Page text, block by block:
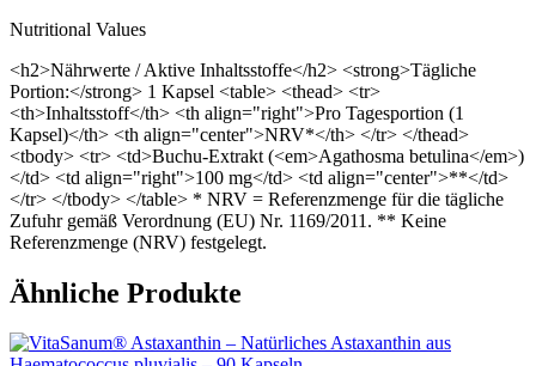
Nutritional Values
<h2>Nährwerte / Aktive Inhaltsstoffe</h2> <strong>Tägliche
Portion:</strong> 1 Kapsel <table> <thead> <tr>
<th>Inhaltsstoff</th> <th align="right">Pro Tagesportion (1
Kapsel)</th> <th align="center">NRV*</th> </tr> </thead>
<tbody> <tr> <td>Buchu-Extrakt (<em>Agathosma betulina</em>)
</td> <td align="right">100 mg</td> <td align="center">**</td>
</tr> </tbody> </table> * NRV = Referenzmenge für die tägliche
Zufuhr gemäß Verordnung (EU) Nr. 1169/2011. ** Keine
Referenzmenge (NRV) festgelegt.
Ähnliche Produkte